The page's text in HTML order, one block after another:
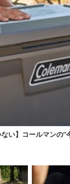
い】コールマンの“